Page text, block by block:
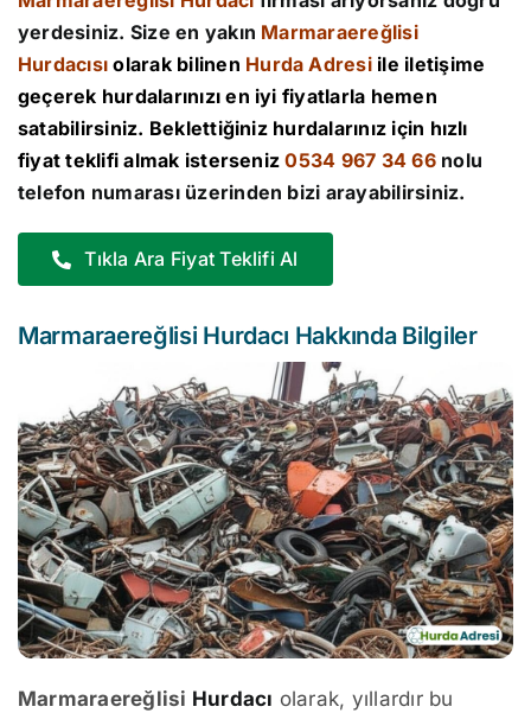
yerdesiniz. Size en yakın Marmaraereğlisi
Hurdacısı olarak bilinen Hurda Adresiile iletişime
geçerek hurdalarınızı en iyi fiyatlarla hemen
satabilirsiniz. Beklettiğiniz hurdalarınız için hızlı
fiyat teklifi almak isterseniz0534 967 34 66nolu
telefon numarası üzerinden bizi arayabilirsiniz.
Tıkla Ara Fiyat Teklifi Al
Marmaraereğlisi Hurdacı Hakkında Bilgiler
Marmaraereğlisi Hurdacı olarak, yıllardır bu